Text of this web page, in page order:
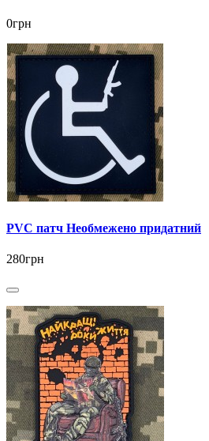
0грн
PVC патч Необмежено придатний
280грн